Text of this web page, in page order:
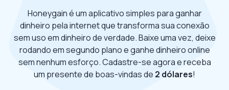
Honeygain é um aplicativo simples para ganhar
dinheiro pela internet que transforma sua conexão
sem uso em dinheiro de verdade. Baixe uma vez, deixe
rodando em segundo plano e ganhe dinheiro online
sem nenhum esforço. Cadastre-se agora e receba
um presente de boas-vindas de 2 dólares!